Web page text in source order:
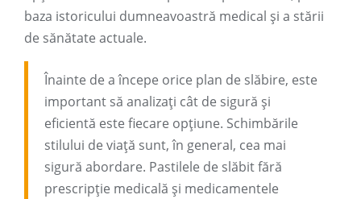
baza istoricului dumneavoastră medical și a stării
de sănătate actuale.
Înainte de a începe orice plan de slăbire, este
important să analizați cât de sigură și
eficientă este fiecare opțiune. Schimbările
stilului de viață sunt, în general, cea mai
sigură abordare. Pastilele de slăbit fără
prescripție medicală și medicamentele